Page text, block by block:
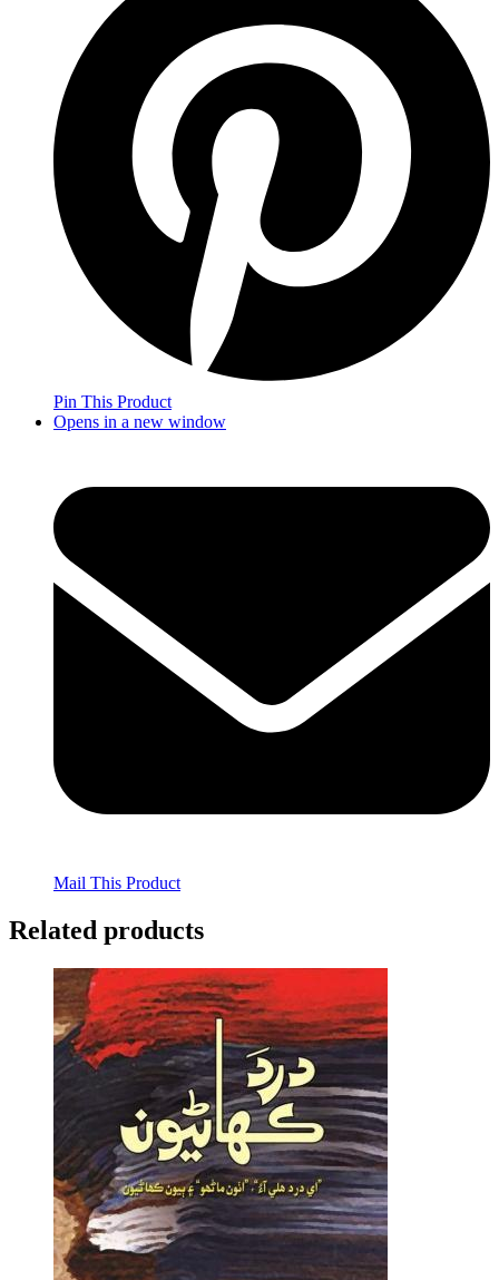
Pin This Product
Opens in a new window
Mail This Product
Related products